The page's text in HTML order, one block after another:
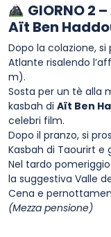
GIORNO 2
Aït Ben
Dopo la colazione,
Atlante risalendo
m).
Sosta per un tè alla
kasbah di Aït Ben
celebri film.
Dopo il pranzo, si
Kasbah di Taourirt e
Nel tardo
la suggestiva Valle
Cena e
(Mezza pensione)